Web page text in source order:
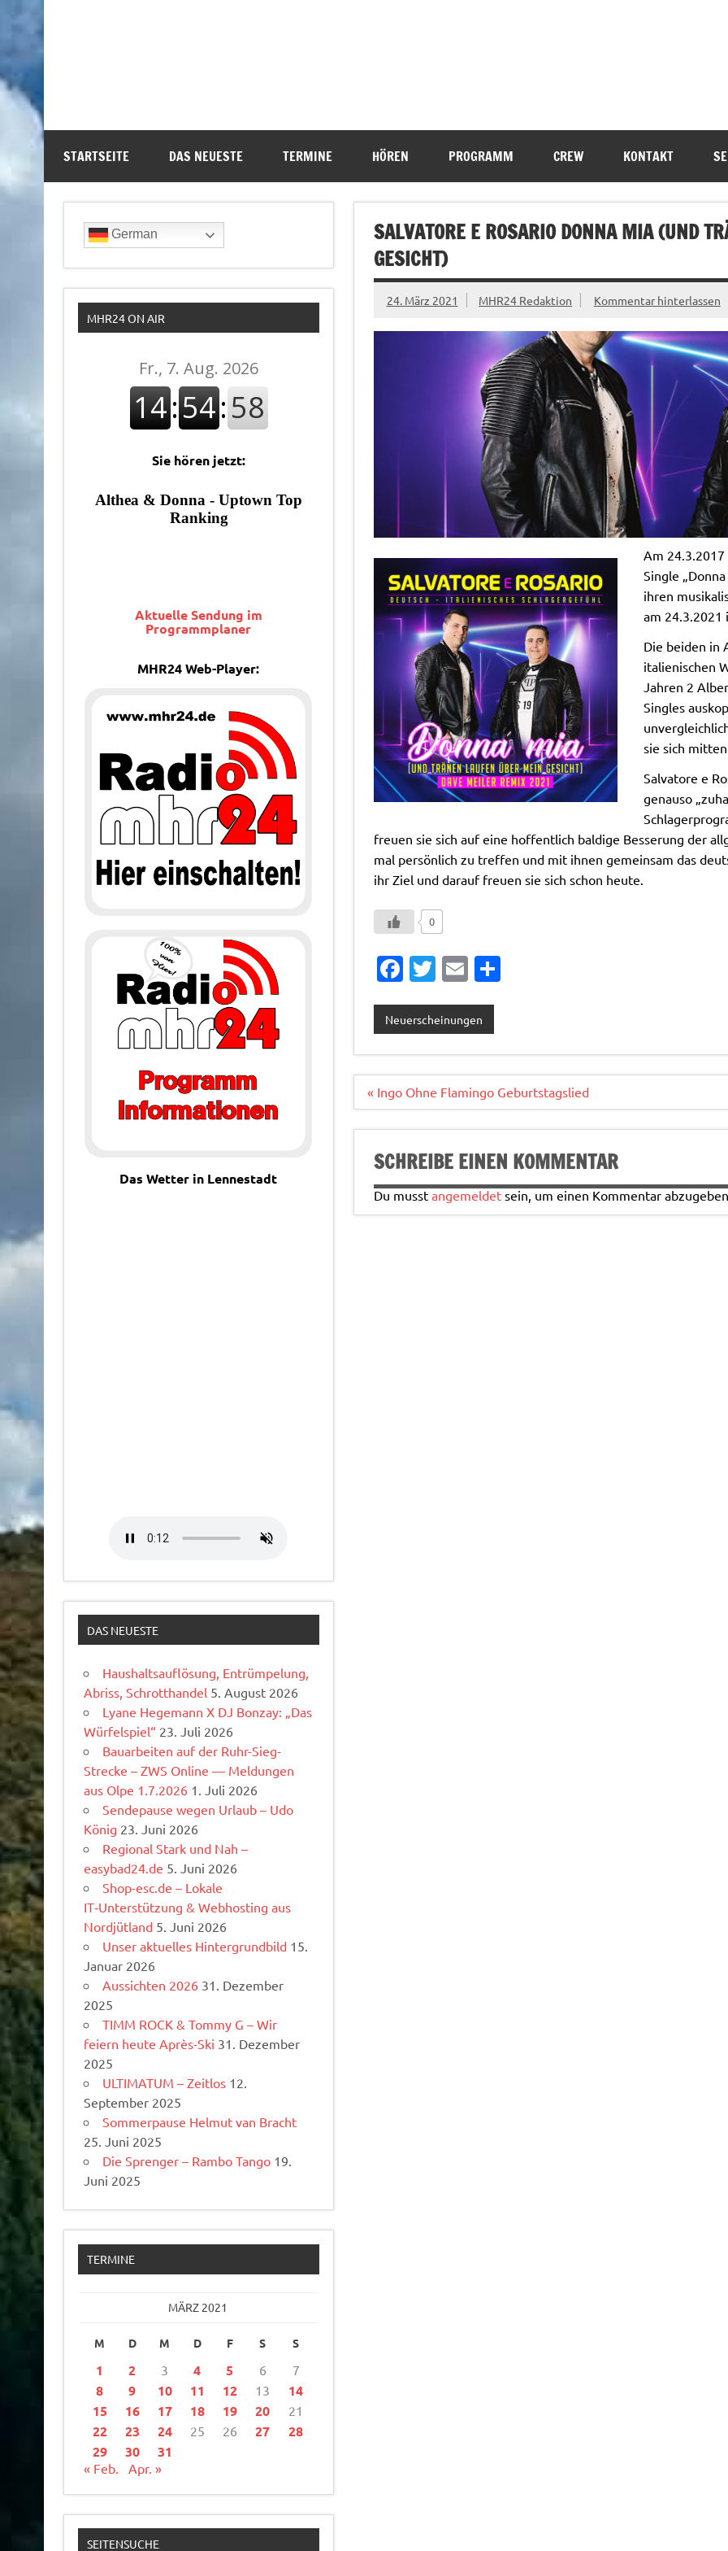
STARTSEITE DAS NEUESTE TERMINE HÖREN PROGRAMM CREW KONTAKT
SALVATORE E ROSARIO DONNA MIA (UND
GESICHT)
24. März 2021 MHR24 Redaktion Kommentar hinterlassen
Am
Single
ihren
am 24.3.2021
Die beiden in
italienischen
Jahren 2
Singles
sie sich
Salvatore e
genauso
freuen sie sich auf eine hoffentlich baldige Besserung der
mal persönlich zu treffen und mit ihnen gemeinsam das
ihr Ziel und darauf freuen sie sich schon heute.
0
Fa
e
b
o
o
k
T
it
te
r
E
ai
l
T
n
Neuerscheinungen
Beitragsnavigation
« Ingo Ohne Flamingo Geburtstagslied
SCHREIBE EINEN KOMMENTAR
Du musst angemeldetsein, um einen Kommentar
German
MHR24 ON AIR
Sie hören jetzt:
Aktuelle Sendung im
Programmplaner
MHR24 Web-Player:
Das Wetter in Lennestadt
DAS NEUESTE
Haushaltsauflösung, Entrümpelung,
Abriss, Schrotthandel 5. August 2026
Lyane Hegemann X DJ Bonzay: „Das
Würfelspiel“ 23. Juli 2026
Bauarbeiten auf der Ruhr-Sieg-
Strecke – ZWS Online — Meldungen
aus Olpe 1.7.2026 1. Juli 2026
Sendepause wegen Urlaub – Udo
König 23. Juni 2026
Regional Stark und Nah –
easybad24.de 5. Juni 2026
Shop-esc.de – Lokale
IT‑Unterstützung & Webhosting aus
Nordjütland 5. Juni 2026
Unser aktuelles Hintergrundbild 15.
Januar 2026
Aussichten 2026 31. Dezember
2025
TIMM ROCK & Tommy G – Wir
feiern heute Après-Ski 31. Dezember
2025
ULTIMATUM – Zeitlos 12.
September 2025
Sommerpause Helmut van Bracht
25. Juni 2025
Die Sprenger – Rambo Tango 19.
Juni 2025
TERMINE
MÄRZ 2021
M D M D F S S
1 2 3 4 5 6 7
8 9 10 11 12 13
14
15
16 17 18 19 20 21
22 23 24 25 26 27
28
29
30 31
« Feb. Apr. »
SEITENSUCHE